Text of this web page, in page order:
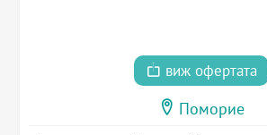
виж офертата
Поморие